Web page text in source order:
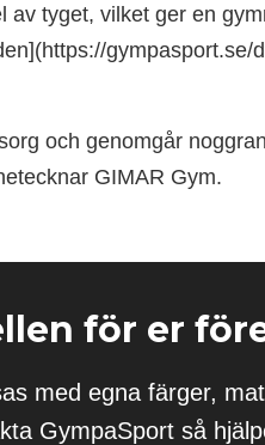
av tyget, vilket ger en
och genomgår
GIMAR Gym.
för er
med egna färger,
GympaSport så